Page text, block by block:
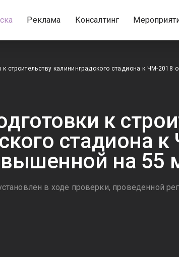
Реклама Консалтинг
к строительству калининградского стадиона к ЧМ-
к
стадиона
на 55
в ходе проверки, проведенной